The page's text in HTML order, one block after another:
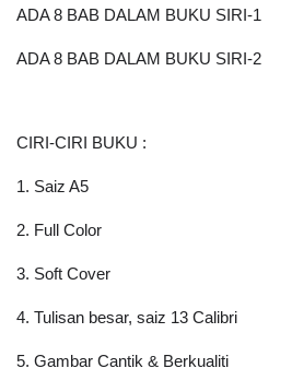
ADA 8 BAB DALAM BUKU SIRI-1
ADA 8 BAB DALAM BUKU SIRI-2
CIRI-CIRI BUKU :
1. Saiz A5
2. Full Color
3. Soft Cover
4. Tulisan besar, saiz 13 Calibri
5. Gambar Cantik & Berkualiti